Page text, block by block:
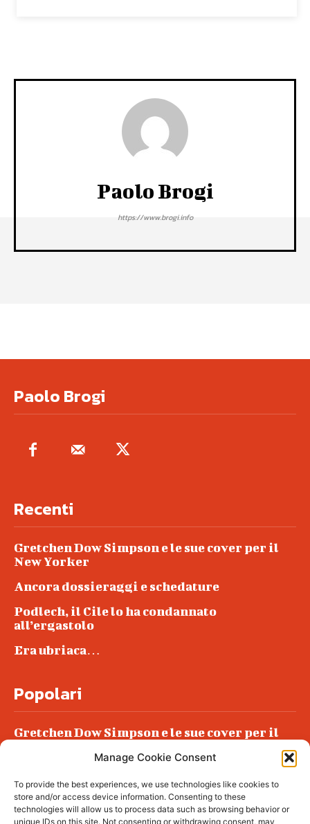
Manage Cookie Consent
To provide the best experiences, we use technologies like cookies to
store and/or access device information. Consenting to these
technologies will allow us to process data such as browsing behavior or
unique IDs on this site. Not consenting or withdrawing consent, may
Paolo Brogi
https://www.brogi.info
Paolo Brogi
Recenti
Gretchen Dow Simpson e le sue cover per il
New Yorker
Ancora dossieraggi e schedature
Podlech, il Cile lo ha condannato
all’ergastolo
Era ubriaca…
Popolari
Gretchen Dow Simpson e le sue cover per il
Podlech, il Cile lo ha condannato
all’ergastolo